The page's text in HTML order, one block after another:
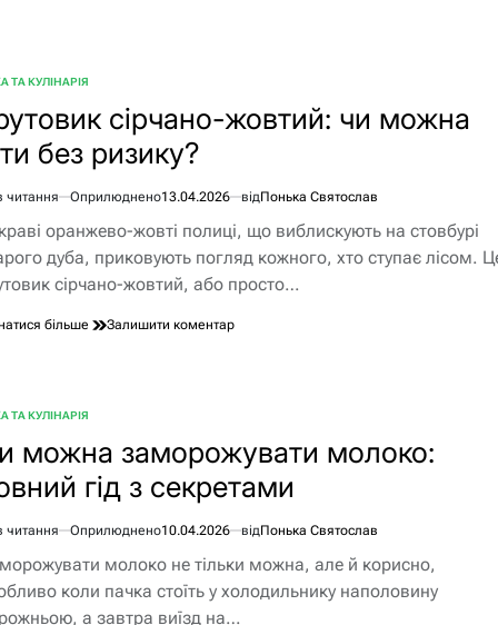
гід
з
ТА КУЛІНАРІЯ
сірчано-жовтий: чи можна
без ризику?
читання Оприлюднено13.04.2026 відПонька Святослав
оранжево-жовті полиці, що виблискують на стовбурі
дуба, приковують погляд кожного, хто ступає лісом.
сірчано-жовтий, або просто…
більше Залишити коментардо
їсти
без
ризику?
ТА КУЛІНАРІЯ
можна заморожувати молоко:
гід з секретами
читання Оприлюднено10.04.2026 відПонька Святослав
молоко не тільки можна, але й корисно,
коли пачка стоїть у холодильнику наполовину
а завтра виїзд на…